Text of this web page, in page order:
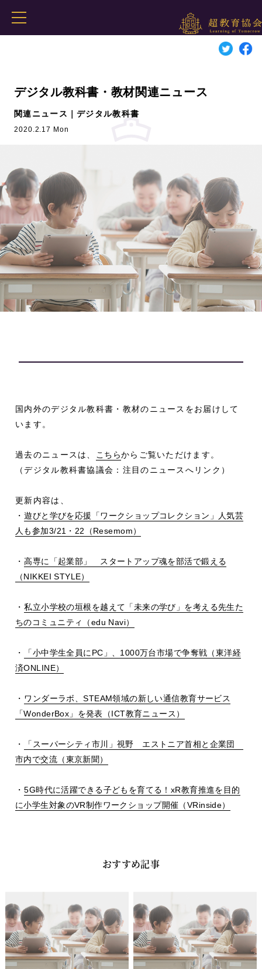
デジタル教科書・教材関連ニュース
関連ニュース｜デジタル教科書
2020.2.17 Mon
国内外のデジタル教科書・教材のニュースをお届けして
います。
過去のニュースは、 こちらからご覧いただけます。
（デジタル教科書協議会：注目のニュースへリンク）
更新内容は、
・遊びと学びを応援「ワークショップコレクション」人気芸
人も参加3/21・22（Resemom）
・高専に「起業部」 スタートアップ魂を部活で鍛える
（NIKKEI STYLE）
・私立小学校の垣根を越えて「未来の学び」を考える先生た
ちのコミュニティ（edu Navi）
・
「小中学生全員にPC」、1000万台市場で争奪戦（東洋経
済ONLINE）
・ ワンダーラボ、STEAM領域の新しい通信教育サービス
「WonderBox」を発表（ICT教育ニュース）
・
「スーパーシティ市川」視野 エストニア首相と企業団
市内で交流（東京新聞）
・5G時代に活躍できる子どもを育てる！xR教育推進を目的
に小学生対象のVR制作ワークショップ開催（VRinside）
おすすめ記事